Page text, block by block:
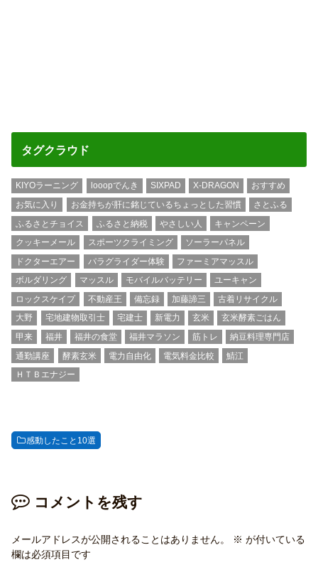
タグクラウド
KIYOラーニング looopでんき SIXPAD X-DRAGON
おすすめ
お気に入り
お金持ちが肝に銘じているちょっとした習慣
さとふる
ふるさとチョイス
ふるさと納税 やさしい人
キャンペーン
クッキーメール
スポーツクライミング
ソーラーパネル
ドクターエアー
パラグライダー体験
ファーミアマッスル
ボルダリング
マッスル モバイルバッテリー
ユーキャン
ロックスケイプ
不動産王 備忘録 加藤諦三
古着リサイクル
大野
宅地建物取引士 宅建士 新電力 玄米
玄米酵素ごはん
甲来
福井 福井の食堂 福井マラソン 筋トレ
納豆料理専門店
通勤講座
酵素玄米 電力自由化 電気料金比較
鯖江
ＨＴＢエナジー
感動したこと10選
コメントを残す
メールアドレスが公開されることはありません。 ※ が付いている
欄は必須項目です